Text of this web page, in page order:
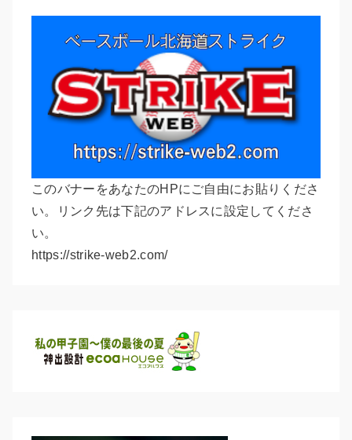
このバナーをあなたのHPにご自由にお貼りくださ
い。リンク先は下記のアドレスに設定してくださ
い。
https://strike-web2.com/